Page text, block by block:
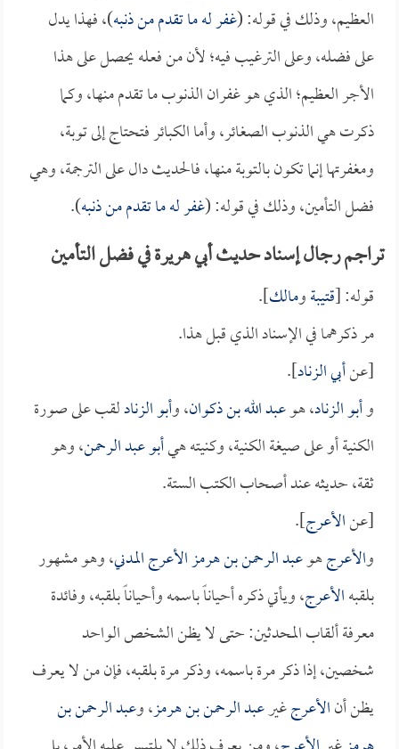
العظيم، وذلك في قوله: (غفر له ما تقدم من ذنبه)، فهذا يدل
على فضله، وعلى الترغيب فيه؛ لأن من فعله يحصل على هذا
الأجر العظيم؛ الذي هو غفران الذنوب ما تقدم منها، وكما
ذكرت هي الذنوب الصغائر، وأما الكبائر فتحتاج إلى توبة،
ومغفرتها إنما تكون بالتوبة منها، فالحديث دال على الترجمة، وهي
فضل التأمين، وذلك في قوله: (غفر له ما تقدم من ذنبه).
تراجم رجال إسناد حديث أبي هريرة في فضل التأمين
قوله: [قتيبةومالك].
مر ذكرهما في الإسناد الذي قبل هذا.
[عنأبي الزناد].
وأبو الزناد، هوعبد الله بن ذكوان، وأبو الزنادلقب على صورة
الكنية أو على صيغة الكنية، وكنيته هيأبو عبد الرحمن، وهو
ثقة، حديثه عند أصحاب الكتب الستة.
[عنالأعرج].
والأعرجهوعبد الرحمن بن هرمز الأعرج المدني، وهو مشهور
بلقبهالأعرج، ويأتي ذكره أحياناً باسمه وأحياناً بلقبه، وفائدة
معرفة ألقاب المحدثين: حتى لا يظن الشخص الواحد
شخصين، إذا ذكر مرة باسمه، وذكر مرة بلقبه، فإن من لا يعرف
يظن أنالأعرجغيرعبد الرحمن بن هرمز، وعبد الرحمن بن